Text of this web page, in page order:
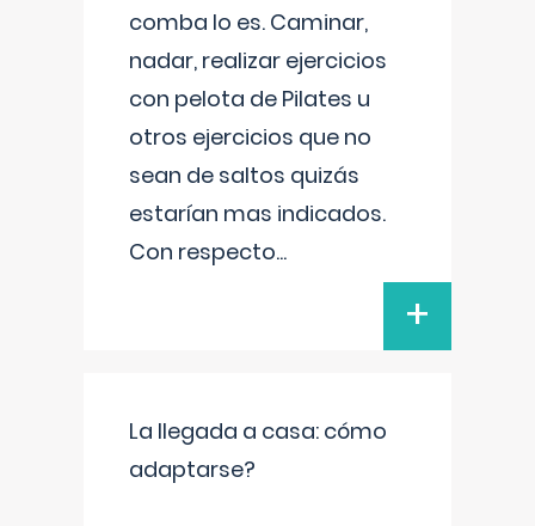
comba lo es. Caminar,
nadar, realizar ejercicios
con pelota de Pilates u
otros ejercicios que no
sean de saltos quizás
estarían mas indicados.
Con respecto...
+
La llegada a casa: cómo
adaptarse?